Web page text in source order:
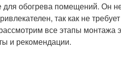
обогрева помещений. Он
так как не
все этапы монтажа
и рекомендации.